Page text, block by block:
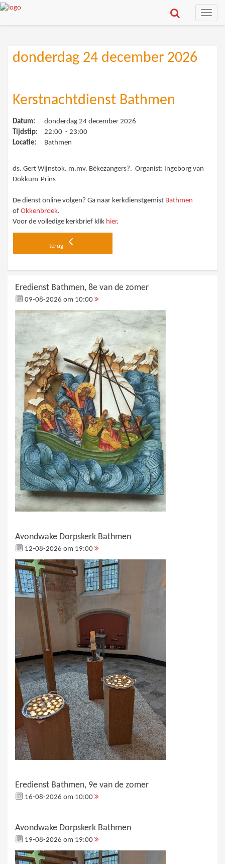
Toggle
donderdag 24 december 2026
Kerstnachtdienst Bathmen
Datum:
donderdag 24 december 2026
Tijdstip:
22:00 - 23:00
Locatie:
Bathmen
ds. Gert Wijnstok. m.mv. Bèkezangers?. Organist: Ingeborg van
Dokkum-Prins
De dienst online volgen? Ga naar kerkdienstgemist Bathmen
ofOkkenbroek.
Voor de volledige kerkbrief klik hier.
terug
Eredienst Bathmen, 8e van de zomer
09-08-2026 om 10:00
Avondwake Dorpskerk Bathmen
12-08-2026 om 19:00
Eredienst Bathmen, 9e van de zomer
16-08-2026 om 10:00
Avondwake Dorpskerk Bathmen
19-08-2026 om 19:00